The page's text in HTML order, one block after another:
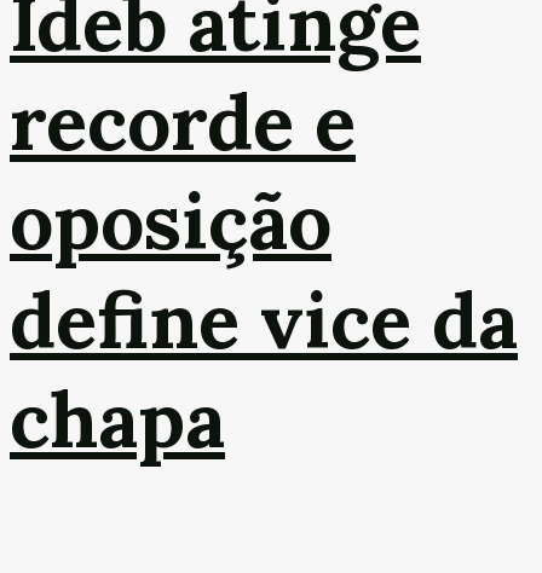
Ideb atinge
recorde e
oposição
define vice da
chapa